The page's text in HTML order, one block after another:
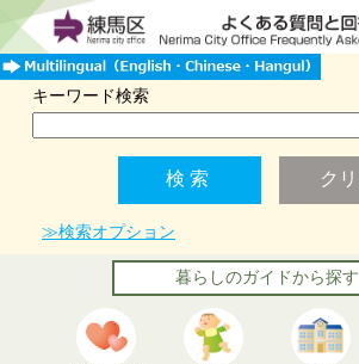
キーワード検索
≫検索オプション
暮らしのガイドから探す